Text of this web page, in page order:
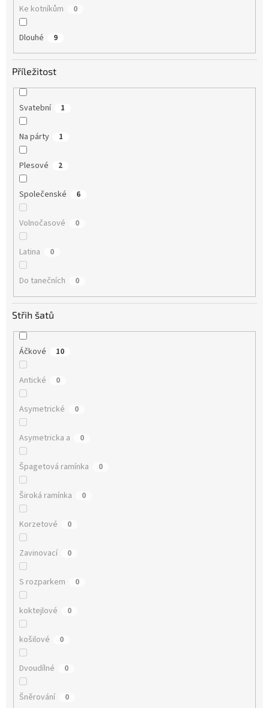
Ke kotníkům 0
Dlouhé 9
Příležitost
Svatební 1
Na párty 1
Plesové 2
Společenské 6
Volnočasové 0
Latina 0
Do tanečních 0
Střih šatů
Áčkové 10
Antické 0
Asymetrické 0
Asymetricka a 0
Špagetová ramínka 0
Široká ramínka 0
Korzetové 0
Zavinovací 0
S rozparkem 0
koktejlové 0
košilové 0
Dvoudílné 0
Šněrování 0